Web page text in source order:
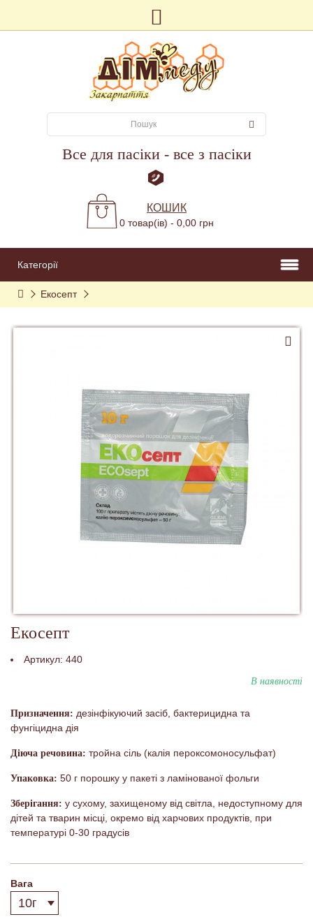
Все для пасіки - все з пасіки
КОШИК
0 товар(ів) - 0,00 грн
Категорії
Екосепт
Екосепт
Артикул: 440
В наявності
Призначення: дезінфікуючий засіб, бактерицидна та
фунгіцидна дія
Діюча речовина: тройна сіль (калія пероксомоносульфат)
Упаковка: 50 г порошку у пакеті з ламінованої фольги
Зберігання: у сухому, захищеному від світла, недоступному для
дітей та тварин місці, окремо від харчових продуктів, при
температурі 0-30 градусів
Вага